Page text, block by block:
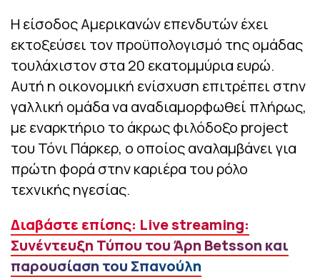
Η είσοδος Αμερικανών επενδυτών έχει
εκτοξεύσει τον προϋπολογισμό της ομάδας
τουλάχιστον στα 20 εκατομμύρια ευρώ.
Αυτή η οικονομική ενίσχυση επιτρέπει στην
γαλλική ομάδα να αναδιαμορφωθεί πλήρως,
με εναρκτήριο το άκρως φιλόδοξο project
του Τόνι Πάρκερ, ο οποίος αναλαμβάνει για
πρώτη φορά στην καριέρα του ρόλο
τεχνικής ηγεσίας.
Διαβάστε επίσης: Live streaming:
Συνέντευξη Τύπου του Άρη Betsson και
παρουσίαση του Σπανούλη